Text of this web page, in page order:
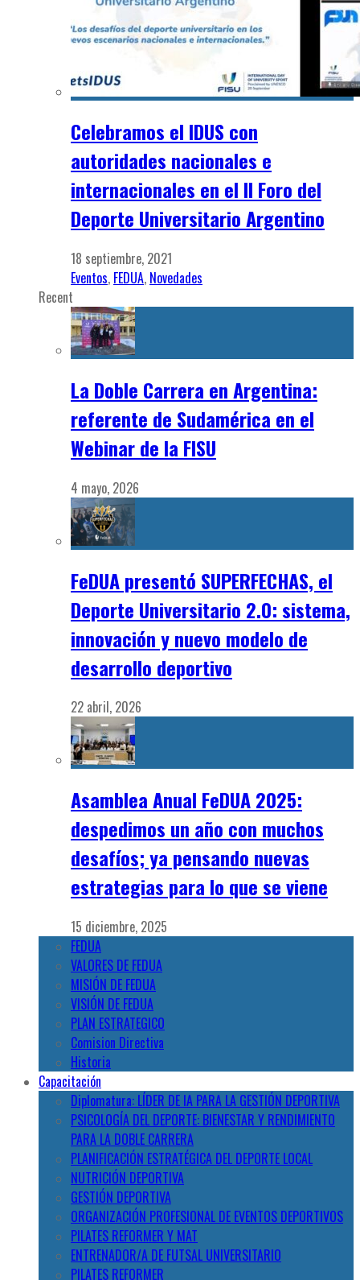
Celebramos el IDUS con
autoridades nacionales e
internacionales en el II Foro del
Deporte Universitario Argentino
18 septiembre, 2021
Eventos, FEDUA, Novedades
Recent
La Doble Carrera en Argentina:
referente de Sudamérica en el
Webinar de la FISU
4 mayo, 2026
FeDUA presentó SUPERFECHAS, el
Deporte Universitario 2.0: sistema,
innovación y nuevo modelo de
desarrollo deportivo
22 abril, 2026
Asamblea Anual FeDUA 2025:
despedimos un año con muchos
desafíos; ya pensando nuevas
estrategias para lo que se viene
15 diciembre, 2025
FEDUA
VALORES DE FEDUA
MISIÓN DE FEDUA
VISIÓN DE FEDUA
PLAN ESTRATEGICO
Comision Directiva
Historia
Capacitación
Diplomatura: LÍDER DE IA PARA LA GESTIÓN DEPORTIVA
PSICOLOGÍA DEL DEPORTE: BIENESTAR Y RENDIMIENTO
PARA LA DOBLE CARRERA
PLANIFICACIÓN ESTRATÉGICA DEL DEPORTE LOCAL
NUTRICIÓN DEPORTIVA
GESTIÓN DEPORTIVA
ORGANIZACIÓN PROFESIONAL DE EVENTOS DEPORTIVOS
PILATES REFORMER Y MAT
ENTRENADOR/A DE FUTSAL UNIVERSITARIO
PILATES REFORMER